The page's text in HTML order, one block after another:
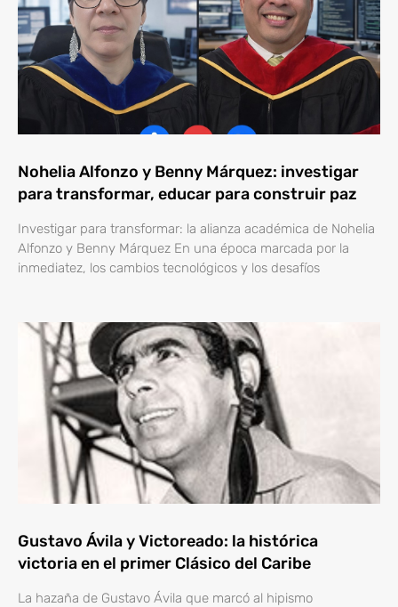
Nohelia Alfonzo y Benny Márquez: investigar
para transformar, educar para construir paz
Investigar para transformar: la alianza académica de Nohelia
Alfonzo y Benny Márquez En una época marcada por la
inmediatez, los cambios tecnológicos y los desafíos
Gustavo Ávila y Victoreado: la histórica
victoria en el primer Clásico del Caribe
La hazaña de Gustavo Ávila que marcó al hipismo